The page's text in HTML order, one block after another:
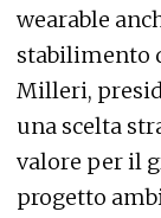
wearable
stabilimento
Milleri,
una scelta
valore per il
progetto